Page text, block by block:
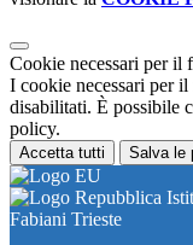
Cookie necessari per il
I cookie necessari per
disabilitati. È possibile
policy.
Accetta tutti Salva le
Fabiani Trieste